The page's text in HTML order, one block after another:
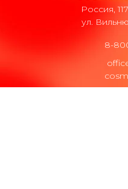
Россия,
ул.
8-